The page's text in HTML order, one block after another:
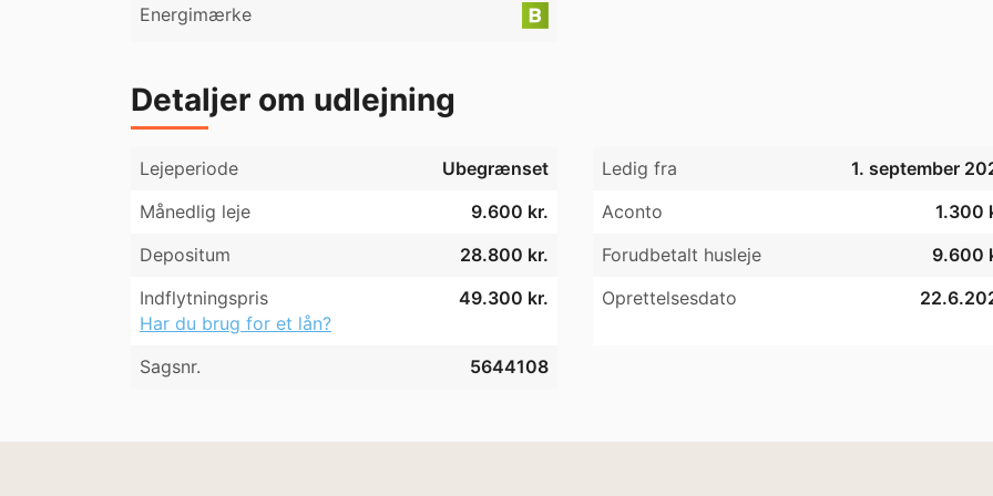
Energimærke
Detaljer om udlejning
Lejeperiode Ubegrænset Ledig fra
1. september
Månedlig leje
9.600 kr. Aconto
1.300
Depositum
28.800 kr. Forudbetalt husleje
9.600
Indflytningspris
49.300 kr.
Har du brug for et lån?
Oprettelsesdato
Sagsnr. 5644108